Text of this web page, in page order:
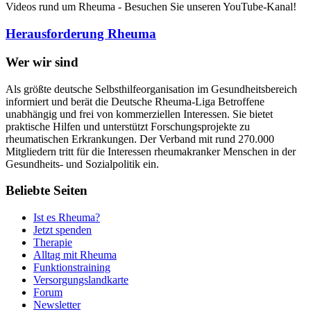
Videos rund um Rheuma - Besuchen Sie unseren YouTube-Kanal!
Herausforderung Rheuma
Wer wir sind
Als größte deutsche Selbsthilfeorganisation im Gesundheitsbereich
informiert und berät die Deutsche Rheuma-Liga Betroffene
unabhängig und frei von kommerziellen Interessen. Sie bietet
praktische Hilfen und unterstützt Forschungsprojekte zu
rheumatischen Erkrankungen. Der Verband mit rund 270.000
Mitgliedern tritt für die Interessen rheumakranker Menschen in der
Gesundheits- und Sozialpolitik ein.
Beliebte Seiten
Ist es Rheuma?
Jetzt spenden
Therapie
Alltag mit Rheuma
Funktionstraining
Versorgungslandkarte
Forum
Newsletter